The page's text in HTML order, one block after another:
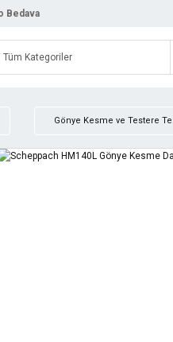
Bedava
Gönye Kesme ve Testere